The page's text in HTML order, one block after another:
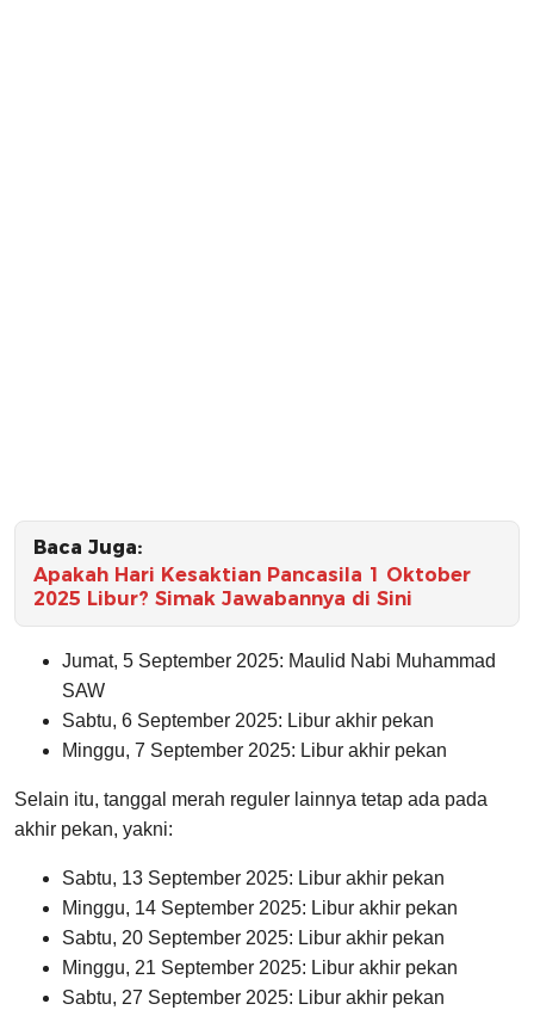
Baca Juga:
Apakah Hari Kesaktian Pancasila 1 Oktober
2025 Libur? Simak Jawabannya di Sini
Jumat, 5 September 2025: Maulid Nabi Muhammad
SAW
Sabtu, 6 September 2025: Libur akhir pekan
Minggu, 7 September 2025: Libur akhir pekan
Selain itu, tanggal merah reguler lainnya tetap ada pada
akhir pekan, yakni:
Sabtu, 13 September 2025: Libur akhir pekan
Minggu, 14 September 2025: Libur akhir pekan
Sabtu, 20 September 2025: Libur akhir pekan
Minggu, 21 September 2025: Libur akhir pekan
Sabtu, 27 September 2025: Libur akhir pekan